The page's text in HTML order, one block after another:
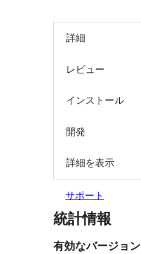
詳細
レビュー
インストール
開発
詳細を表示
サポート
統計情報
有効なバージョン